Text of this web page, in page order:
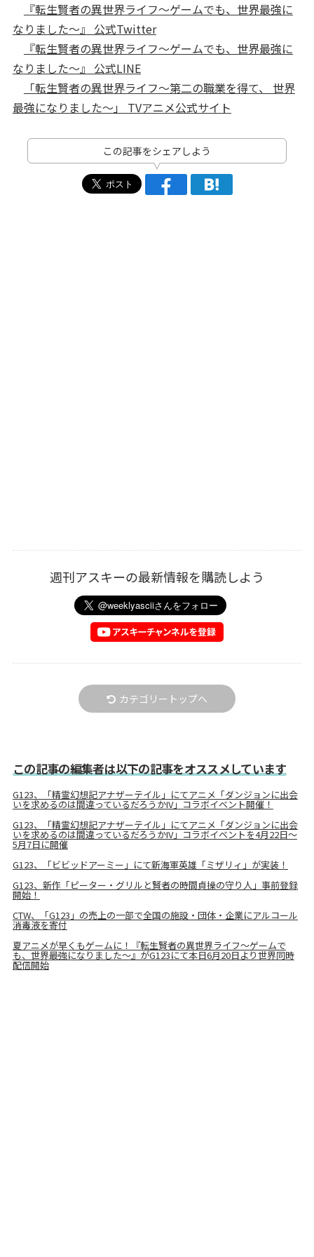
『転生賢者の異世界ライフ～ゲームでも、世界最強に
なりました～』 公式Twitter
『転生賢者の異世界ライフ～ゲームでも、世界最強に
なりました～』 公式LINE
「転生賢者の異世界ライフ～第二の職業を得て、 世界
最強になりました～」 TVアニメ公式サイト
この記事をシェアしよう
週刊アスキーの最新情報を購読しよう
カテゴリートップへ
この記事の編集者は以下の記事をオススメしています
G123、「精霊幻想記アナザーテイル」にてアニメ「ダンジョンに出会
いを求めるのは間違っているだろうかIV」コラボイベント開催！
G123、「精霊幻想記アナザーテイル」にてアニメ「ダンジョンに出会
いを求めるのは間違っているだろうかIV」コラボイベントを4月22日～
5月7日に開催
G123、「ビビッドアーミー」にて新海軍英雄「ミザリィ」が実装！
G123、新作「ピーター・グリルと賢者の時間貞操の守り人」事前登録
開始！
CTW、「G123」の売上の一部で全国の施設・団体・企業にアルコール
消毒液を寄付
夏アニメが早くもゲームに！『転生賢者の異世界ライフ～ゲームで
も、世界最強になりました～』がG123にて本日6月20日より世界同時
配信開始